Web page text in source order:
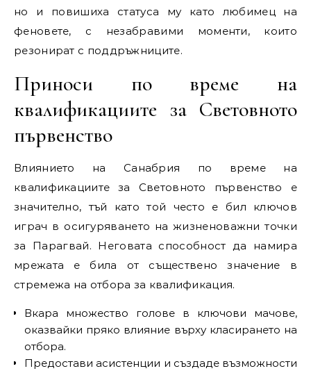
но и повишиха статуса му като любимец на
феновете, с незабравими моменти, които
резонират с поддръжниците.
Приноси по време на
квалификациите за Световното
първенство
Влиянието на Санабрия по време на
квалификациите за Световното първенство е
значително, тъй като той често е бил ключов
играч в осигуряването на жизненоважни точки
за Парагвай. Неговата способност да намира
мрежата е била от съществено значение в
стремежа на отбора за квалификация.
Вкара множество голове в ключови мачове,
оказвайки пряко влияние върху класирането на
отбора.
Предостави асистенции и създаде възможности